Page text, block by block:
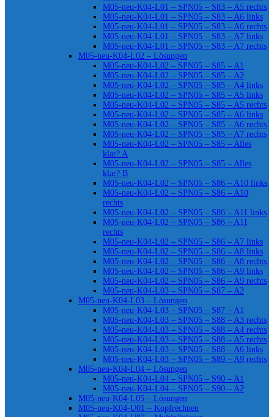
M05-neu-K04-L01 – SPN05 – S83 – A5 rechts
M05-neu-K04-L01 – SPN05 – S83 – A6 links
M05-neu-K04-L01 – SPN05 – S83 – A6 rechts
M05-neu-K04-L01 – SPN05 – S83 – A7 links
M05-neu-K04-L01 – SPN05 – S83 – A7 rechts
M05-neu-K04-L02 – Lösungen
M05-neu-K04-L02 – SPN05 – S85 – A1
M05-neu-K04-L02 – SPN05 – S85 – A2
M05-neu-K04-L02 – SPN05 – S85 – A4 links
M05-neu-K04-L02 – SPN05 – S85 – A5 links
M05-neu-K04-L02 – SPN05 – S85 – A5 rechts
M05-neu-K04-L02 – SPN05 – S85 – A6 links
M05-neu-K04-L02 – SPN05 – S85 – A6 rechts
M05-neu-K04-L02 – SPN05 – S85 – A7 rechts
M05-neu-K04-L02 – SPN05 – S85 – Alles
klar? A
M05-neu-K04-L02 – SPN05 – S85 – Alles
klar? B
M05-neu-K04-L02 – SPN05 – S86 – A10 links
M05-neu-K04-L02 – SPN05 – S86 – A10
rechts
M05-neu-K04-L02 – SPN05 – S86 – A11 links
M05-neu-K04-L02 – SPN05 – S86 – A11
rechts
M05-neu-K04-L02 – SPN05 – S86 – A7 links
M05-neu-K04-L02 – SPN05 – S86 – A8 links
M05-neu-K04-L02 – SPN05 – S86 – A8 rechts
M05-neu-K04-L02 – SPN05 – S86 – A9 links
M05-neu-K04-L02 – SPN05 – S86 – A9 rechts
M05-neu-K04-L03 – SPN05 – S87 – A2
M05-neu-K04-L03 – Lösungen
M05-neu-K04-L03 – SPN05 – S87 – A1
M05-neu-K04-L03 – SPN05 – S88 – A3 rechts
M05-neu-K04-L03 – SPN05 – S88 – A4 rechts
M05-neu-K04-L03 – SPN05 – S88 – A5 rechts
M05-neu-K04-L03 – SPN05 – S88 – A6 links
M05-neu-K04-L03 – SPN05 – S89 – A9 rechts
M05-neu-K04-L04 – Lösungen
M05-neu-K04-L04 – SPN05 – S90 – A1
M05-neu-K04-L04 – SPN05 – S90 – A2
M05-neu-K04-L05 – Lösungen
M05-neu-K04-U01 – Kopfrechnen